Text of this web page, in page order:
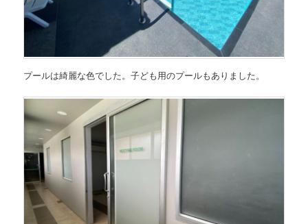
プールは綺麗な色でした。子ども用のプールもありました。